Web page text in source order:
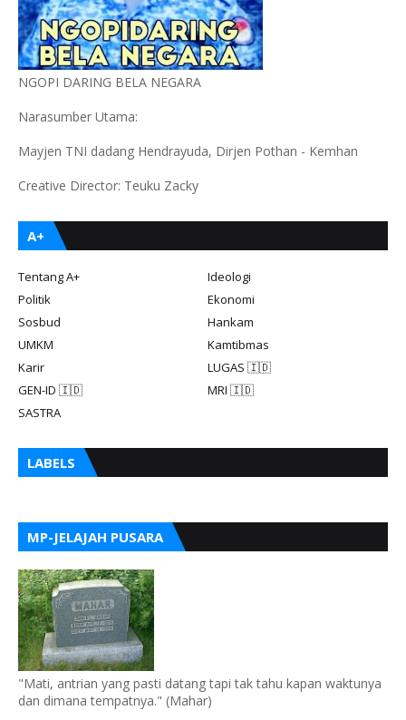
NGOPI DARING BELA NEGARA
Narasumber Utama:
Mayjen TNI dadang Hendrayuda, Dirjen Pothan - Kemhan
Creative Director: Teuku Zacky
A+
Tentang A+
Ideologi
Politik
Ekonomi
Sosbud
Hankam
UMKM
Kamtibmas
Karir
LUGAS 🇮🇩
GEN-ID 🇮🇩
MRI 🇮🇩
SASTRA
LABELS
MP-JELAJAH PUSARA
"Mati, antrian yang pasti datang tapi tak tahu kapan waktunya
dan dimana tempatnya." (Mahar)